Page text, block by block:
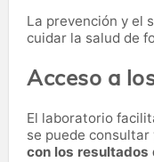
La prevención y el
cuidar la salud de
Acceso a
El laboratorio
se puede consultar
con los resultados